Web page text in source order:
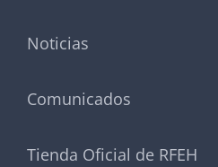
Noticias
Comunicados
Tienda Oficial de RFEH